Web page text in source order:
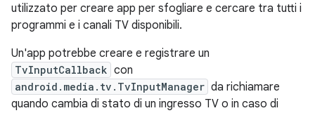
utilizzato per creare app per sfogliare e cercare tra tutti i
programmi e i canali TV disponibili.
Un'app potrebbe creare e registrare un
TvInputCallback con
android.media.tv.TvInputManager da richiamare
quando cambia di stato di un ingresso TV o in caso di